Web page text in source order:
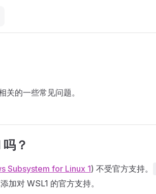
关的一些常见问题。
吗？
Subsystem for Linux 1) 不受官方支持。
加对 WSL1 的官方支持。